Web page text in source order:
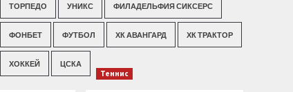
ТОРПЕДО УНИКС ФИЛАДЕЛЬФИЯ СИКСЕРС
ФОНБЕТ ФУТБОЛ ХК АВАНГАРД ХК ТРАКТОР
ХОККЕЙ ЦСКА
Теннис